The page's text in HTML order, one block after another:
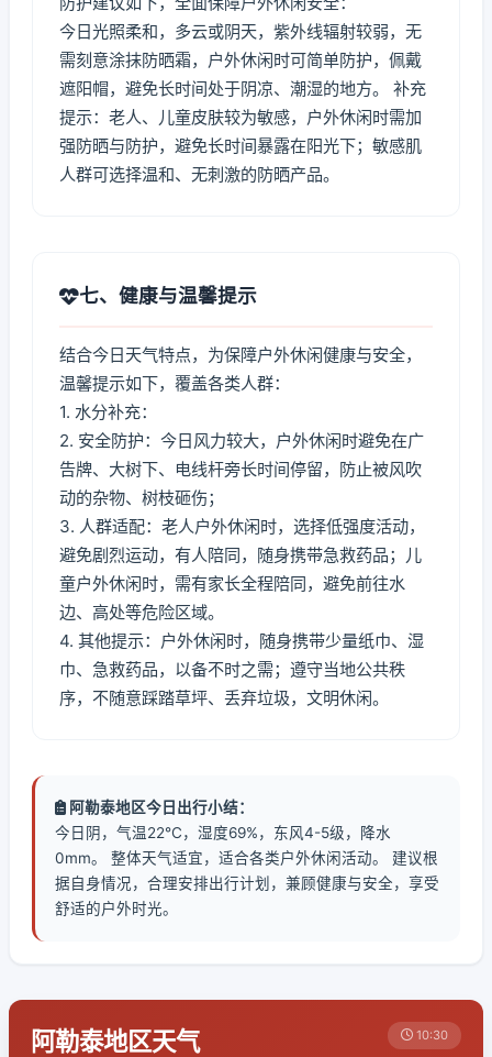
今日光照柔和，多云或阴天，紫外线辐射较弱，无
需刻意涂抹防晒霜，户外休闲时可简单防护，佩戴
遮阳帽，避免长时间处于阴凉、潮湿的地方。 补充
提示：老人、儿童皮肤较为敏感，户外休闲时需加
强防晒与防护，避免长时间暴露在阳光下；敏感肌
人群可选择温和、无刺激的防晒产品。
七、健康与温馨提示
结合今日天气特点，为保障户外休闲健康与安全，
温馨提示如下，覆盖各类人群：
1. 水分补充：
2. 安全防护：今日风力较大，户外休闲时避免在广
告牌、大树下、电线杆旁长时间停留，防止被风吹
动的杂物、树枝砸伤；
3. 人群适配：老人户外休闲时，选择低强度活动，
避免剧烈运动，有人陪同，随身携带急救药品；儿
童户外休闲时，需有家长全程陪同，避免前往水
边、高处等危险区域。
4. 其他提示：户外休闲时，随身携带少量纸巾、湿
巾、急救药品，以备不时之需；遵守当地公共秩
序，不随意踩踏草坪、丢弃垃圾，文明休闲。
阿勒泰地区今日出行小结：
今日阴，气温22℃，湿度69%，东风4-5级，降水
0mm。 整体天气适宜，适合各类户外休闲活动。 建议根
据自身情况，合理安排出行计划，兼顾健康与安全，享受
舒适的户外时光。
阿勒泰地区天气 10:30